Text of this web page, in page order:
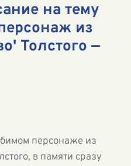
на тему
из
Толстого —
персонаже из
в памяти сразу